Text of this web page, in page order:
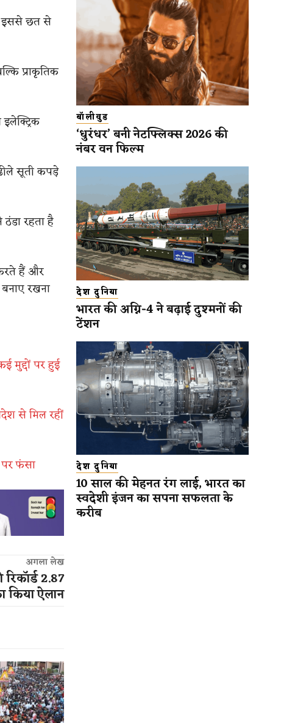
इससे छत से
प्राकृतिक
सूती कपड़े
ठंडा रहता है
हैं और
रखना
मुद्दों पर हुई
से मिल रहीं
फंसा
अगला लेख
2.87
किया ऐलान
बॉलीवुड
‘धुरंधर’ बनी नेटफ्लिक्स 2026 की
नंबर वन फिल्म
देश दुनिया
भारत की अग्नि-4 ने बढ़ाई दुश्मनों की
टेंशन
देश दुनिया
10 साल की मेहनत रंग लाई, भारत का
स्वदेशी इंजन का सपना सफलता के
करीब